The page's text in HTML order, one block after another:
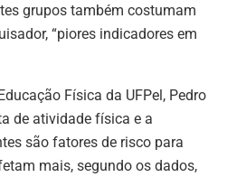
grupos também costumam
“piores indicadores em
Física da UFPel, Pedro
de atividade física e a
são fatores de risco para
mais, segundo os dados,